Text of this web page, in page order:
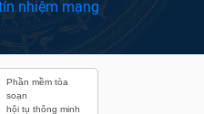
Phần mềm tòa
soạn
hội tụ thông minh